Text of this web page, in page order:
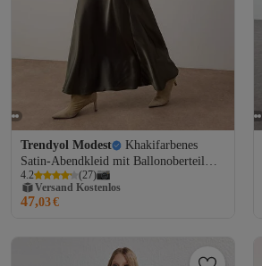
Trendyol Modest
Khakifarbenes
Satin-Abendkleid mit Ballonoberteil
und Rock TCTAW26DB00002
4.2 (27)
Versand Kostenlos
Gratis Versand
Versand Kostenlos
47,03€